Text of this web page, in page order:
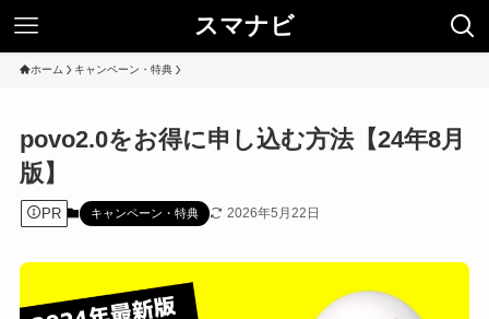
スマナビ
ホーム キャンペーン・特典
povo2.0をお得に申し込む方法【24年8月
版】
PR キャンペーン・特典 2026年5月22日